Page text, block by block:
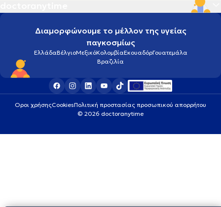
Διαμορφώνουμε το μέλλον της υγείας
παγκοσμίως
ΕλλάδαΒέλγιοΜεξικόΚολομβίαΕκουαδόρΓουατεμάλα
Βραζιλία
Οροι χρήσηςCookiesΠολιτική προστασίας προσωπικού απορρήτου
© 2026 doctoranytime